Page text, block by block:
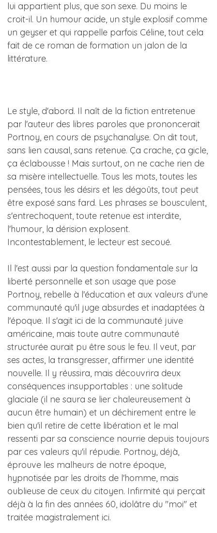
lui appartient plus, que son sexe. Du moins le
croit-il. Un humour acide, un style explosif comme
un geyser et qui rappelle parfois Céline, tout cela
fait de ce roman de formation un jalon de la
littérature.
Le style, d'abord. Il naît de la fiction entretenue
par l'auteur des libres paroles que prononcerait
Portnoy, en cours de psychanalyse. On dit tout,
sans lien causal, sans retenue. Ça crache, ça gicle,
ça éclabousse ! Mais surtout, on ne cache rien de
sa misère intellectuelle. Tous les mots, toutes les
pensées, tous les désirs et les dégoûts, tout peut
être exposé sans fard. Les phrases se bousculent,
s'entrechoquent, toute retenue est interdite,
l'humour, la dérision explosent.
Incontestablement, le lecteur est secoué.
Il l'est aussi par la question fondamentale sur la
liberté personnelle et son usage que pose
Portnoy, rebelle à l'éducation et aux valeurs d'une
communauté qu'il juge absurdes et inadaptées à
l'époque. Il s'agit ici de la communauté juive
américaine, mais toute autre communauté
structurée aurait pu être sous le feu. Il veut, par
ses actes, la transgresser, affirmer une identité
nouvelle. Il y réussira, mais découvrira deux
conséquences insupportables : une solitude
glaciale (il ne saura se lier chaleureusement à
aucun être humain) et un déchirement entre le
bien qu'il retire de cette libération et le mal
ressenti par sa conscience nourrie depuis toujours
par ces valeurs qu'il répudie. Portnoy, déjà,
éprouve les malheurs de notre époque,
hypnotisée par les droits de l'homme, mais
oublieuse de ceux du citoyen. Infirmité qui perçait
déjà à la fin des années 60, idolâtre du "moi" et
traitée magistralement ici.